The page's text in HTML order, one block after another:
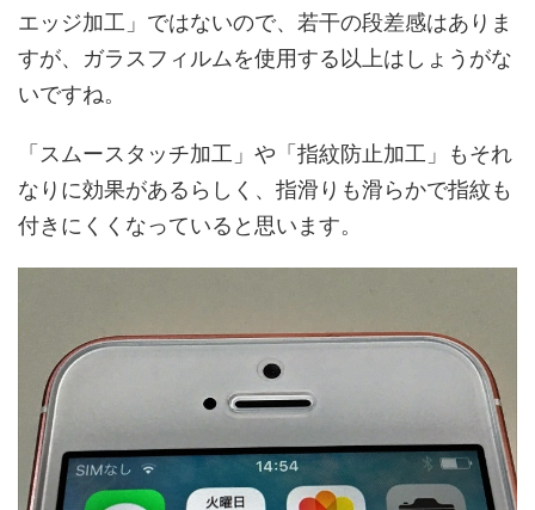
エッジ加工」ではないので、若干の段差感はありま
すが、ガラスフィルムを使用する以上はしょうがな
いですね。
「スムースタッチ加工」や「指紋防止加工」もそれ
なりに効果があるらしく、指滑りも滑らかで指紋も
付きにくくなっていると思います。